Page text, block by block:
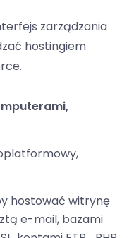
zarządzania
hostingiem
hostować witrynę
e-mail, bazami